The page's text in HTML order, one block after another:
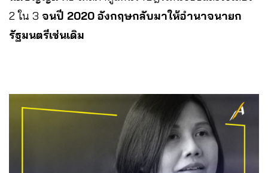
2 ใน 3 จนปี 2020 อังกฤษกลับมาให้อำนาจนายก
รัฐมนตรีเช่นเดิม